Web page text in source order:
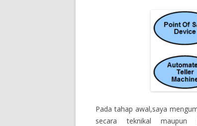
Pada tahap awal,saya
secara teknikal maupun